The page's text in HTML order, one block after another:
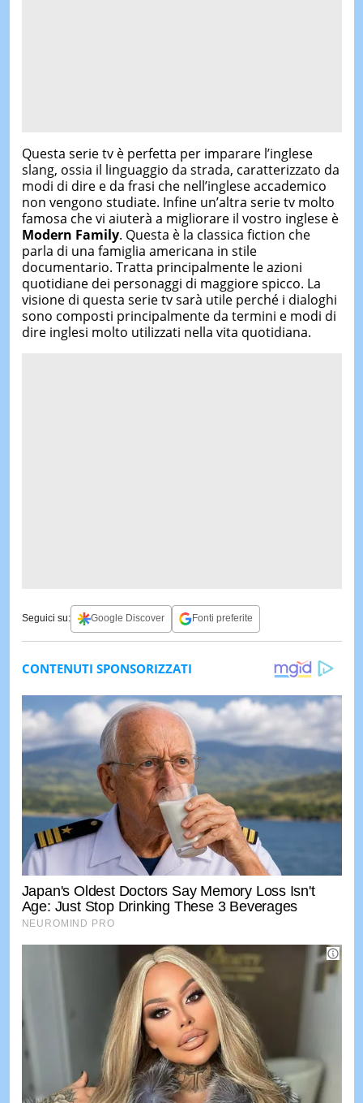
Questa serie tv è perfetta per imparare l’inglese
slang, ossia il linguaggio da strada, caratterizzato da
modi di dire e da frasi che nell’inglese accademico
non vengono studiate. Infine un’altra serie tv molto
famosa che vi aiuterà a migliorare il vostro inglese è
Modern Family. Questa è la classica fiction che
parla di una famiglia americana in stile
documentario. Tratta principalmente le azioni
quotidiane dei personaggi di maggiore spicco. La
visione di questa serie tv sarà utile perché i dialoghi
sono composti principalmente da termini e modi di
dire inglesi molto utilizzati nella vita quotidiana.
Seguici su: Google Discover Fonti preferite